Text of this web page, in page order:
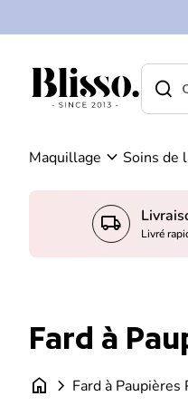
Accueil
m
ir
on
pa
shopping_cart
Accueil
search
Maquillage expand_more Soins de
local_shipping Livré
Fard à
home chevron_right Fard à Paupières